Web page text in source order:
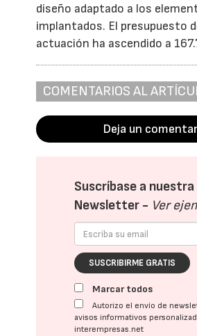
diseño adaptado a los
implantados. El presupuesto
actuación ha ascendido a
COMENTARIOS AL
Deja un
Suscríbase a nuestra
Newsletter - Ver
SUSCRIBIRME GRATIS
Marcar todos
Autorizo el envío de
avisos informativos
interempresas.net